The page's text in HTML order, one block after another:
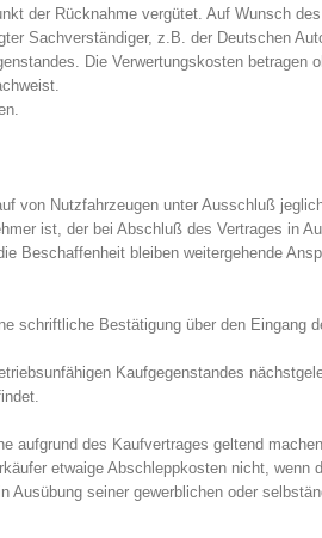
der Rücknahme vergütet. Auf Wunsch
Sachverständiger, z.B. der Deutschen
Die Verwertungskosten betragen
von Nutzfahrzeugen unter Ausschluß
ist, der bei Abschluß des Vertrages in
Beschaffenheit bleiben weitergehende
schriftliche Bestätigung über den Eingang
Kaufgegenstandes
aufgrund des Kaufvertrages geltend machen.
etwaige Abschleppkosten nicht, wenn
seiner gewerblichen oder